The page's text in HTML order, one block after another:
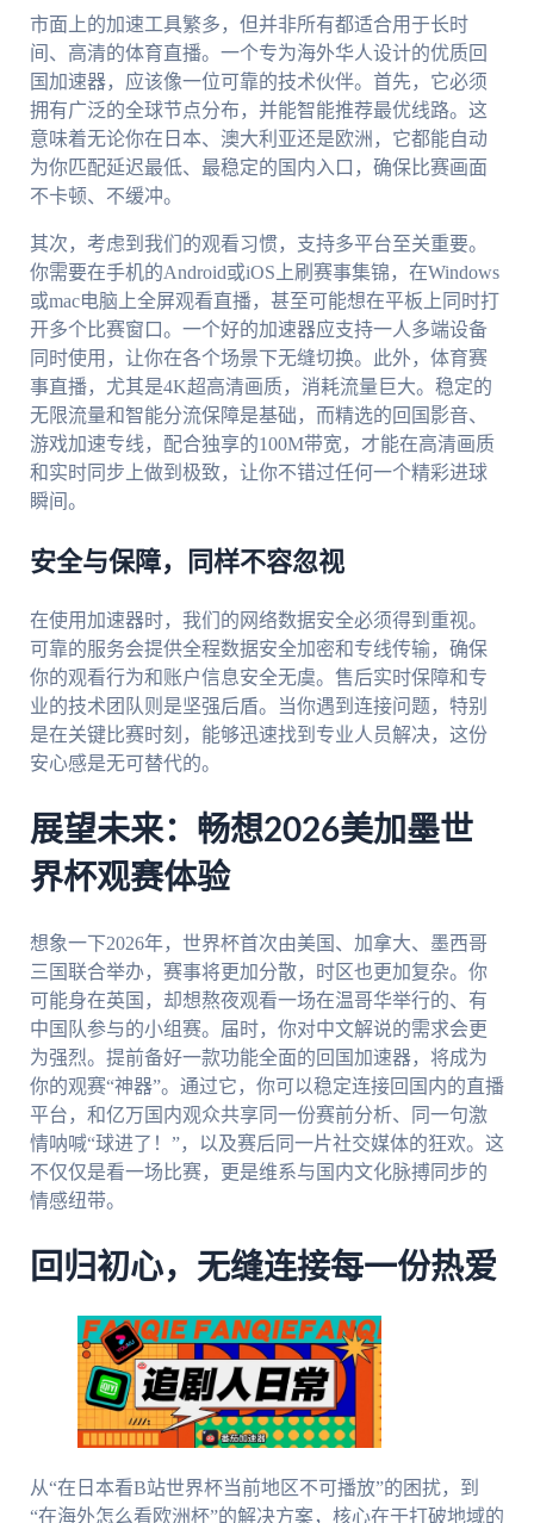
市面上的加速工具繁多，但并非所有都适合用于长时
间、高清的体育直播。一个专为海外华人设计的优质回
国加速器，应该像一位可靠的技术伙伴。首先，它必须
拥有广泛的全球节点分布，并能智能推荐最优线路。这
意味着无论你在日本、澳大利亚还是欧洲，它都能自动
为你匹配延迟最低、最稳定的国内入口，确保比赛画面
不卡顿、不缓冲。
其次，考虑到我们的观看习惯，支持多平台至关重要。
你需要在手机的Android或iOS上刷赛事集锦，在Windows
或mac电脑上全屏观看直播，甚至可能想在平板上同时打
开多个比赛窗口。一个好的加速器应支持一人多端设备
同时使用，让你在各个场景下无缝切换。此外，体育赛
事直播，尤其是4K超高清画质，消耗流量巨大。稳定的
无限流量和智能分流保障是基础，而精选的回国影音、
游戏加速专线，配合独享的100M带宽，才能在高清画质
和实时同步上做到极致，让你不错过任何一个精彩进球
瞬间。
安全与保障，同样不容忽视
在使用加速器时，我们的网络数据安全必须得到重视。
可靠的服务会提供全程数据安全加密和专线传输，确保
你的观看行为和账户信息安全无虞。售后实时保障和专
业的技术团队则是坚强后盾。当你遇到连接问题，特别
是在关键比赛时刻，能够迅速找到专业人员解决，这份
安心感是无可替代的。
展望未来：畅想2026美加墨世
界杯观赛体验
想象一下2026年，世界杯首次由美国、加拿大、墨西哥
三国联合举办，赛事将更加分散，时区也更加复杂。你
可能身在英国，却想熬夜观看一场在温哥华举行的、有
中国队参与的小组赛。届时，你对中文解说的需求会更
为强烈。提前备好一款功能全面的回国加速器，将成为
你的观赛“神器”。通过它，你可以稳定连接回国内的直播
平台，和亿万国内观众共享同一份赛前分析、同一句激
情呐喊“球进了！”，以及赛后同一片社交媒体的狂欢。这
不仅仅是看一场比赛，更是维系与国内文化脉搏同步的
情感纽带。
回归初心，无缝连接每一份热爱
从“在日本看B站世界杯当前地区不可播放”的困扰，到
“在海外怎么看欧洲杯”的解决方案，核心在于打破地域的